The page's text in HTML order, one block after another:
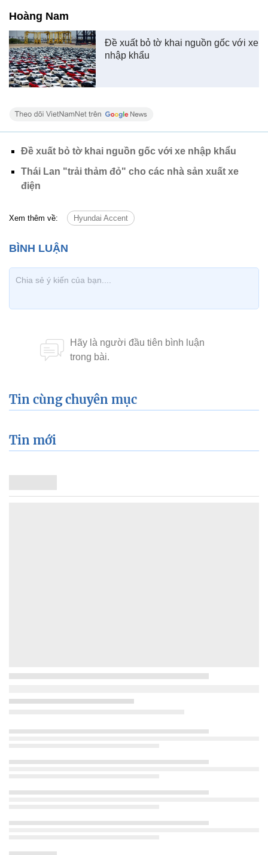
Hoàng Nam
Đề xuất bỏ tờ khai nguồn gốc với xe
nhập khẩu
Đề xuất bỏ tờ khai nguồn gốc với xe nhập khẩu
Thái Lan "trải thảm đỏ" cho các nhà sản xuất xe
điện
Xem thêm về: Hyundai Accent
Tin cùng chuyên mục
Tin mới